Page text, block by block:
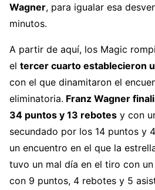
Wagner, para igualar esa
minutos.
A partir de aquí, los Magic
el tercer cuarto establecieron
con el que dinamitaron el
eliminatoria. Franz Wagner
34 puntos y 13 rebotes y con
secundado por los 14 puntos y
un encuentro en el que la
tuvo un mal día en el tiro con
con 9 puntos, 4 rebotes y 5